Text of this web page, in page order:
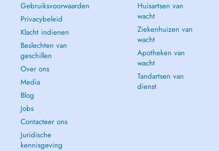
Gebruiksvoorwaarden
Privacybeleid
Klacht indienen
Beslechten van
geschillen
Over ons
Media
Blog
Jobs
Contacteer ons
Juridische
kennisgeving
Huisartsen van
wacht
Ziekenhuizen van
wacht
Apotheken van
wacht
Tandartsen van
dienst